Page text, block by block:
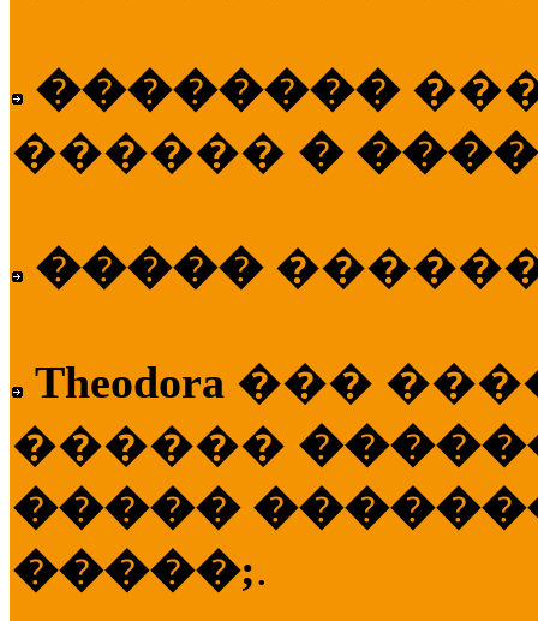
��������
������ �
�����
Theodora ���
������
�����
�����;.